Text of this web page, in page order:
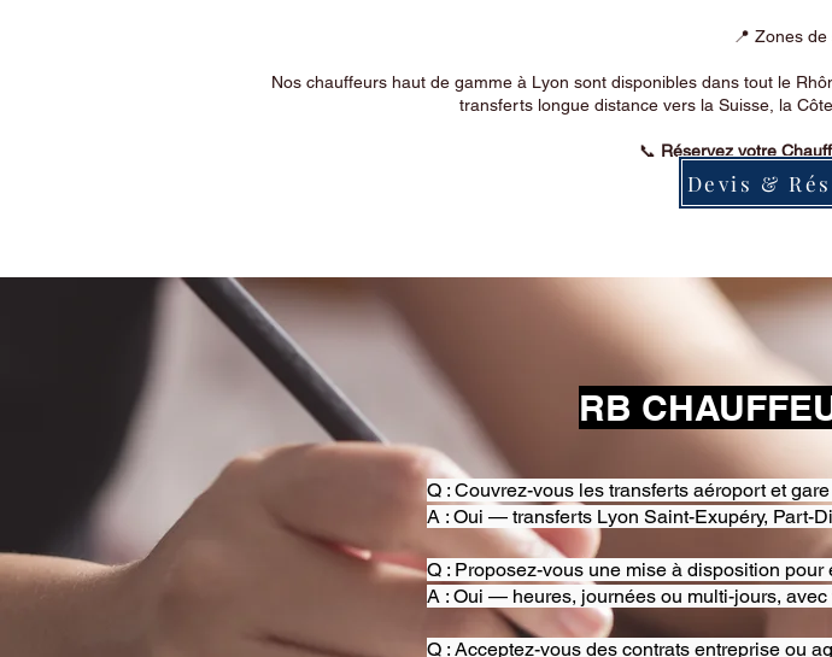
📍 Zones
Nos chauffeurs haut de gamme à Lyon sont disponibles dans tout le
transferts longue distance vers la Suisse, la
📞 Réservez votre
Devis &
RB
Q : Couvrez-vous les transferts aéroport et
A : Oui — transferts Lyon Saint-Exupéry, Part-
Q : Proposez-vous une mise à disposition pour
A : Oui — heures, journées ou multi-jours,
Q : Acceptez-vous des contrats entreprise ou